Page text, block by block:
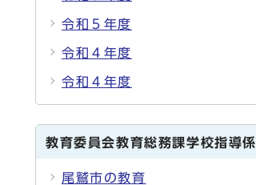
令和５年度
令和４年度
令和４年度
教育委員会教育総務課学校指導係
尾鷲市の教育